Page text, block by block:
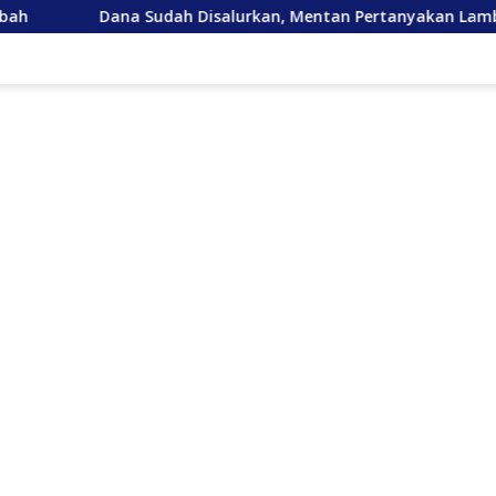
Disalurkan, Mentan Pertanyakan Lambannya Pemulihan